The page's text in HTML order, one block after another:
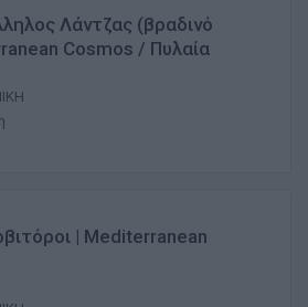
Λάντζας (βραδινό
Cosmos / Πυλαία
| Mediterranean